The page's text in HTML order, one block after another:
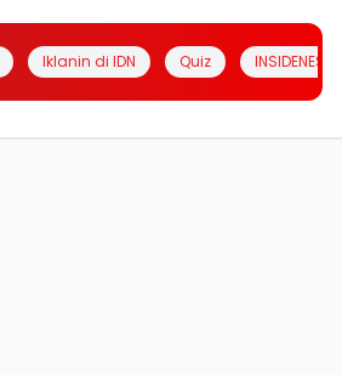
Iklanin di IDN Quiz INSIDENESIA